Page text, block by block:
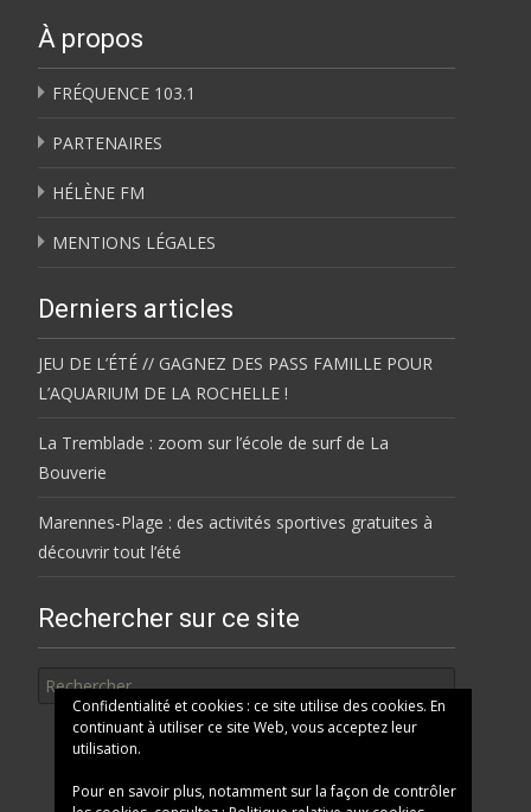
À propos
FRÉQUENCE 103.1
PARTENAIRES
HÉLÈNE FM
MENTIONS LÉGALES
Derniers articles
JEU DE L’ÉTÉ // GAGNEZ DES PASS FAMILLE POUR
L’AQUARIUM DE LA ROCHELLE !
La Tremblade : zoom sur l’école de surf de La
Bouverie
Marennes-Plage : des activités sportives gratuites à
découvrir tout l’été
Rechercher sur ce site
Confidentialité et cookies : ce site utilise des cookies. En
continuant à utiliser ce site Web, vous acceptez leur
utilisation.
Pour en savoir plus, notamment sur la façon de contrôler